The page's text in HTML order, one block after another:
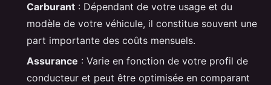
Carburant : Dépendant de votre usage et du
modèle de votre véhicule, il constitue souvent une
part importante des coûts mensuels.
Assurance : Varie en fonction de votre profil de
conducteur et peut être optimisée en comparant